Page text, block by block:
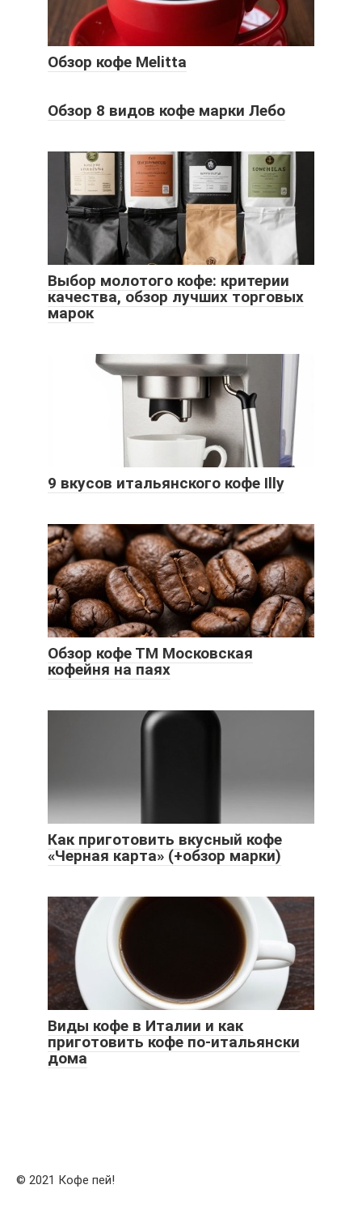
Обзор кофе Melitta
Обзор 8 видов кофе марки Лебо
Выбор молотого кофе: критерии
качества, обзор лучших торговых
марок
9 вкусов итальянского кофе Illy
Обзор кофе ТМ Московская
кофейня на паях
Как приготовить вкусный кофе
«Черная карта» (+обзор марки)
Виды кофе в Италии и как
приготовить кофе по-итальянски
дома
© 2021 Кофе пей!